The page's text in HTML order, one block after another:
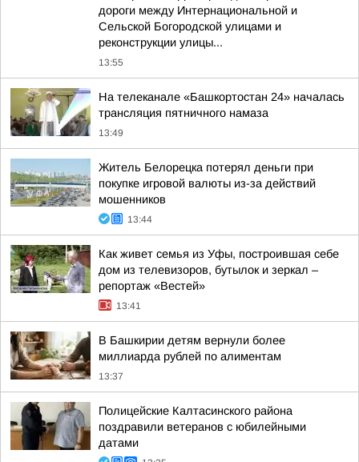
дороги между Интернациональной и
Сельской Богородской улицами и
реконструкции улицы...
13:55
На телеканале «Башкортостан 24» началась
трансляция пятничного намаза
13:49
Житель Белорецка потерял деньги при
покупке игровой валюты из-за действий
мошенников
13:44
Как живет семья из Уфы, построившая себе
дом из телевизоров, бутылок и зеркал –
репортаж «Вестей»
13:41
В Башкирии детям вернули более
миллиарда рублей по алиментам
13:37
Полицейские Калтасинского района
поздравили ветеранов с юбилейными
датами